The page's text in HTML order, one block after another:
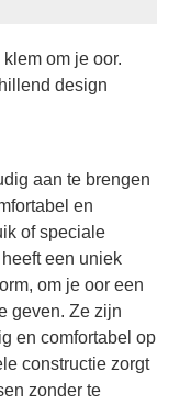
om je oor.
design
aan te brengen
en
of speciale
een uniek
om je oor een
geven. Ze zijn
en comfortabel op
constructie zorgt
zonder te